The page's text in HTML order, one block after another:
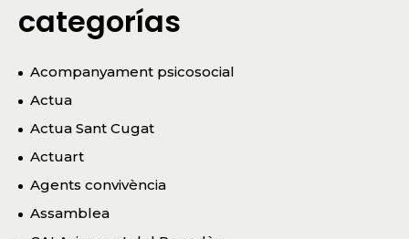
categorías
Acompanyament psicosocial
Actua
Actua Sant Cugat
Actuart
Agents convivència
Assamblea